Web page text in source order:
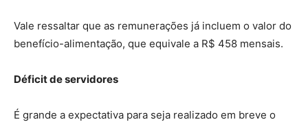
Vale ressaltar que as remunerações já incluem o valor do
benefício-alimentação, que equivale a R$ 458 mensais.
Déficit de servidores
É grande a expectativa para seja realizado em breve o